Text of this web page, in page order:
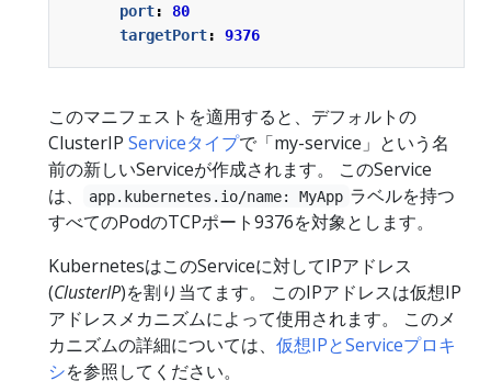
port:
80
targetPort: 9376
このマニフェストを適用すると、デフォルトの
ClusterIP Serviceタイプで「my-service」という名
前の新しいServiceが作成されます。 このService
は、
app.kubernetes.io/name: MyApp ラベルを持つ
すべてのPodのTCPポート9376を対象とします。
KubernetesはこのServiceに対してIPアドレス
(ClusterIP)を割り当てます。 このIPアドレスは仮想IP
アドレスメカニズムによって使用されます。 このメ
カニズムの詳細については、 仮想IPとServiceプロキ
シを参照してください。